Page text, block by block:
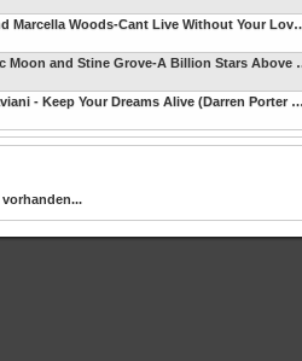
Mark Sherry and Marcella Woods-Cant Live Without
RAM and Arctic Moon and
Giuseppe Ottaviani - Keep Your Dreams